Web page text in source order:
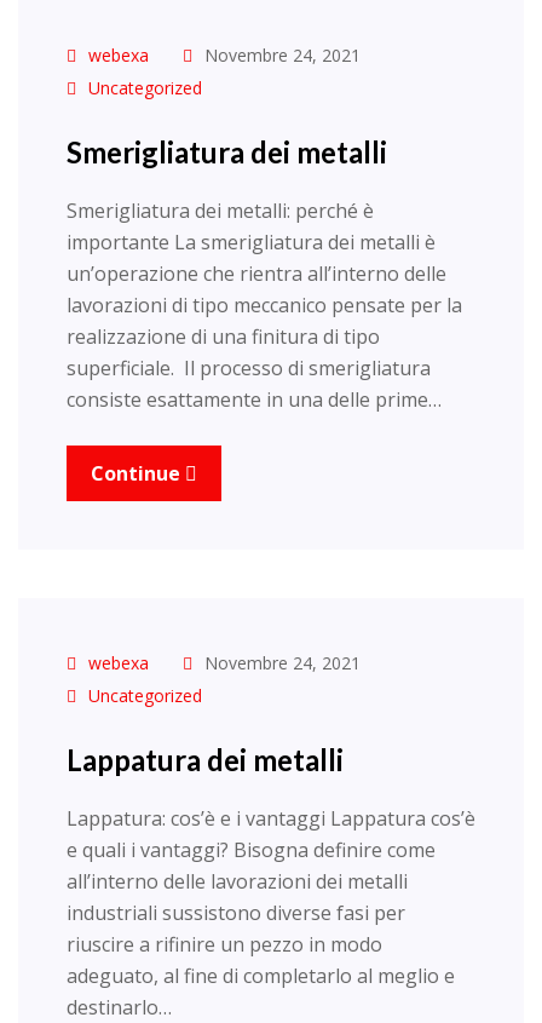
webexa
Novembre 24, 2021
Uncategorized
Smerigliatura dei metalli
Smerigliatura dei metalli: perché è
importante La smerigliatura dei metalli è
un’operazione che rientra all’interno delle
lavorazioni di tipo meccanico pensate per la
realizzazione di una finitura di tipo
superficiale. Il processo di smerigliatura
consiste esattamente in una delle prime…
Continue
webexa
Novembre 24, 2021
Uncategorized
Lappatura dei metalli
Lappatura: cos’è e i vantaggi Lappatura cos’è
e quali i vantaggi? Bisogna definire come
all’interno delle lavorazioni dei metalli
industriali sussistono diverse fasi per
riuscire a rifinire un pezzo in modo
adeguato, al fine di completarlo al meglio e
destinarlo…